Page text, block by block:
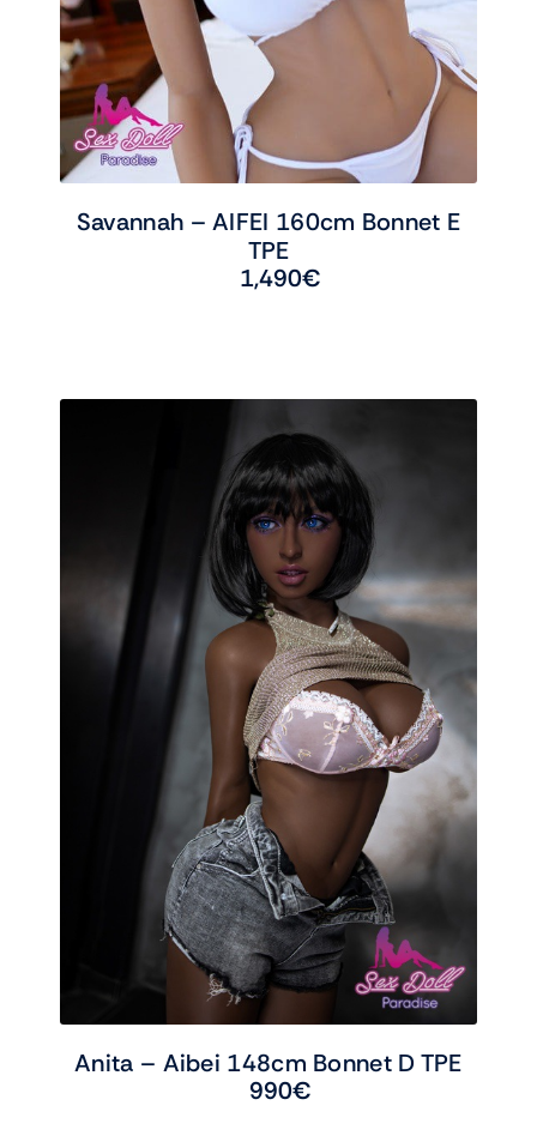
Savannah – AIFEI 160cm Bonnet E
TPE
1,490€
Anita – Aibei 148cm Bonnet D TPE
990€